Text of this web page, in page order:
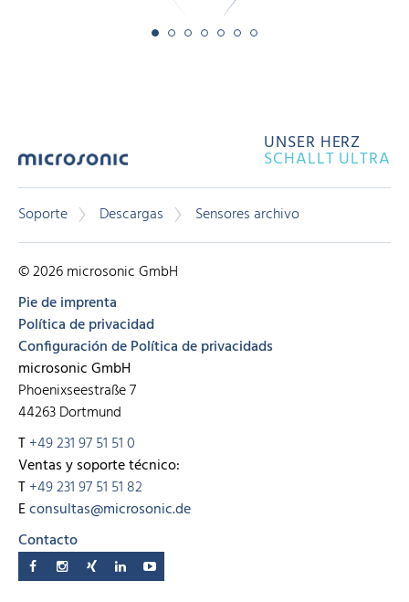
UNSER HERZ
SCHALLT ULTRA
Soporte Descargas Sensores archivo
© 2026 microsonic GmbH
Pie de imprenta
Política de privacidad
Configuración de Política de privacidads
microsonic GmbH
Phoenixseestraße 7
44263 Dortmund
T+49 231 97 51 51 0
Ventas y soporte técnico:
T+49 231 97 51 51 82
Econsultas@microsonic.de
Contacto